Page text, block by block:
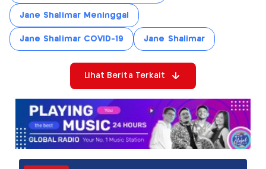
Jane Shalimar Meninggal
Jane Shalimar COVID-19 Jane Shalimar
Lihat Berita Terkait